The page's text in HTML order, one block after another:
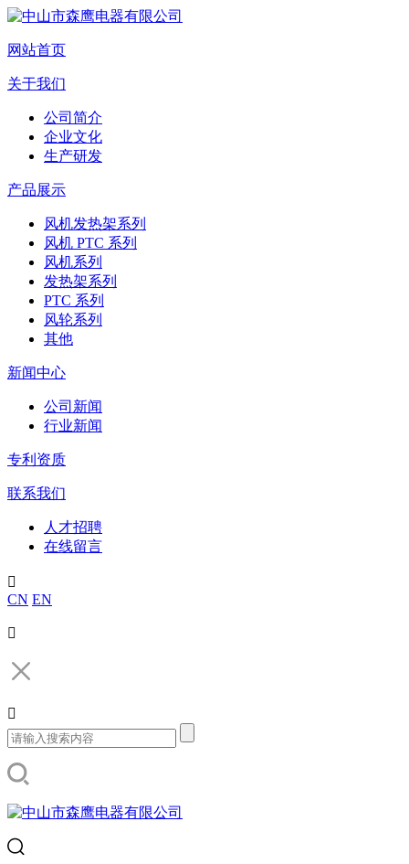
网站首页
关于我们
公司简介
企业文化
生产研发
产品展示
风机发热架系列
风机 PTC 系列
风机系列
发热架系列
PTC 系列
风轮系列
其他
新闻中心
公司新闻
行业新闻
专利资质
联系我们
人才招聘
在线留言

CN EN

